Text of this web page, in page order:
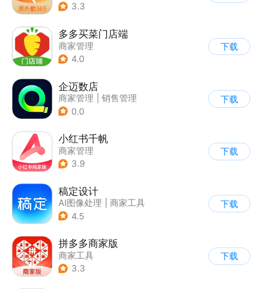
3.3
多多买菜门店端
商家管理
4.0
下载
企迈数店
商家管理
销售管理
0.0
下载
小红书千帆
商家管理
3.9
下载
稿定设计
AI图像处理
商家工具
4.5
下载
拼多多商家版
商家工具
3.3
下载